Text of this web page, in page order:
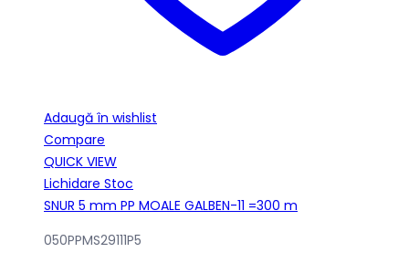
Adaugă în wishlist
Compare
QUICK VIEW
Lichidare Stoc
SNUR 5 mm PP MOALE GALBEN-11 =300 m
050PPMS29111P5